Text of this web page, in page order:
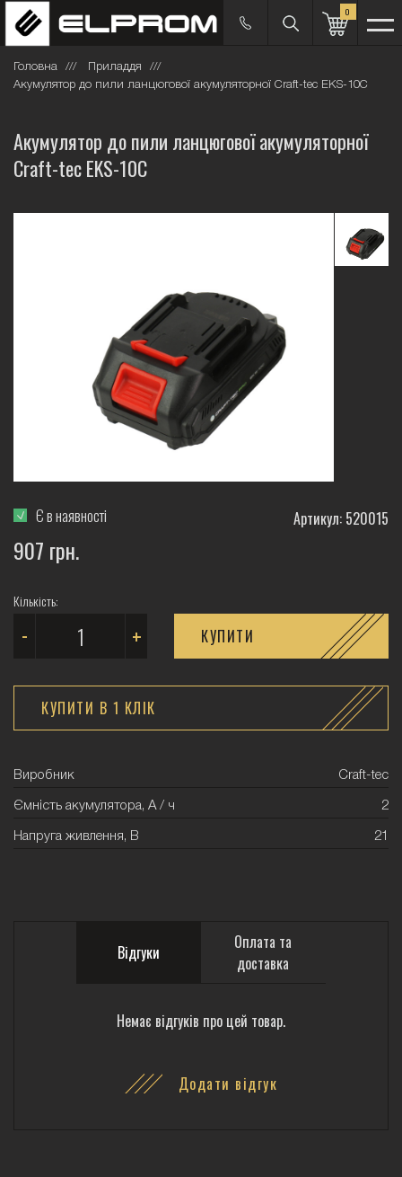
0
Головна
Приладдя
Акумулятор до пили ланцюгової акумуляторної Craft-tec EKS-10С
Акумулятор до пили ланцюгової акумуляторної
Craft-tec EKS-10С
Є в наявності Артикул: 520015
907 грн.
Кількість:
- + КУПИТИ
КУПИТИ В 1 КЛIК
Виробник Craft-tec
Ємність акумулятора, А / ч 2
Напруга живлення, В 21
Відгуки
Оплата та
доставка
Немає відгуків про цей товар.
Додати відгук